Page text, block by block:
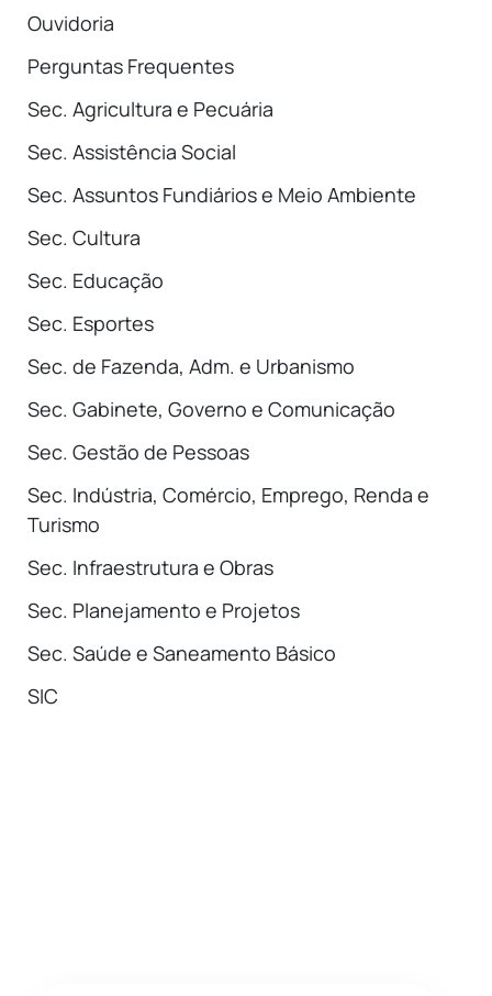
Ouvidoria
Perguntas Frequentes
Sec. Agricultura e Pecuária
Sec. Assistência Social
Sec. Assuntos Fundiários e Meio Ambiente
Sec. Cultura
Sec. Educação
Sec. Esportes
Sec. de Fazenda, Adm. e Urbanismo
Sec. Gabinete, Governo e Comunicação
Sec. Gestão de Pessoas
Sec. Indústria, Comércio, Emprego, Renda e
Turismo
Sec. Infraestrutura e Obras
Sec. Planejamento e Projetos
Sec. Saúde e Saneamento Básico
SIC